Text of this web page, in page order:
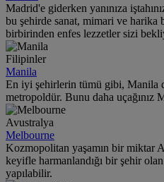
Madrid'e giderken yanınıza
bu şehirde sanat, mimari ve harika
birbirinden enfes lezzetler sizi
Filipinler
Manila
En iyi şehirlerin tümü gibi, Manila
metropoldür. Bunu daha uçağınız
Avustralya
Melbourne
Kozmopolitan yaşamın bir miktar
keyifle harmanlandığı bir şehir
yapılabilir.